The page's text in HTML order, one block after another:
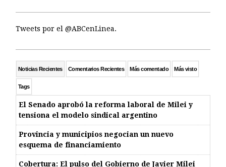
Tweets por el @ABCenLinea.
Noticias Recientes Comentarios Recientes Más comentado Más visto
Tags
El Senado aprobó la reforma laboral de Milei y
tensiona el modelo sindical argentino
Provincia y municipios negocian un nuevo
esquema de financiamiento
Cobertura: El pulso del Gobierno de Javier Milei